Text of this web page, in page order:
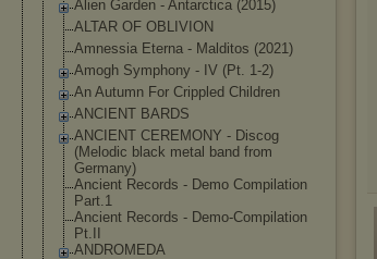
Alien Garden - Antarctica (2015)
ALTAR OF OBLIVION
Amnessia Eterna - Malditos (2021)
Amogh Symphony - IV (Pt. 1-2)
An Autumn For Crippled Children
ANCIENT BARDS
ANCIENT CEREMONY - Discog
(Melodic black metal band from
Germany)
Ancient Records - Demo Compilation
Part.1
Ancient Records - Demo-Compil ation
Pt.II
ANDROMEDA